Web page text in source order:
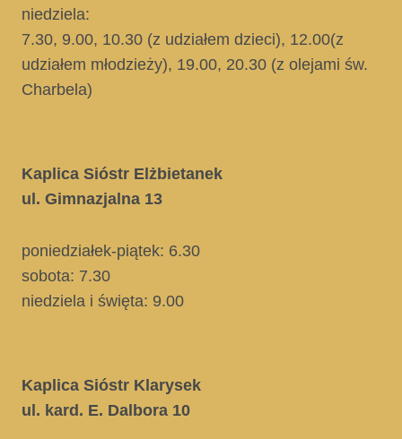
niedziela:
7.30, 9.00, 10.30 (z udziałem dzieci), 12.00(z
udziałem młodzieży), 19.00, 20.30 (z olejami św.
Charbela)
Kaplica Sióstr Elżbietanek
ul. Gimnazjalna 13
poniedziałek-piątek: 6.30
sobota: 7.30
niedziela i święta: 9.00
Kaplica Sióstr Klarysek
ul. kard. E. Dalbora 10